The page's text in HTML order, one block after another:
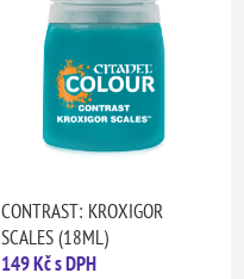
CONTRAST: KROXIGOR
SCALES (18ML)
149 Kč s DPH